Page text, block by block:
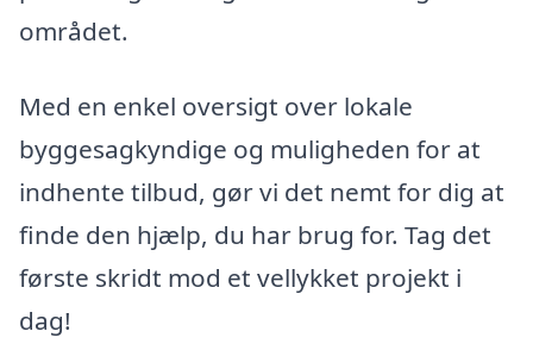
området.
Med en enkel oversigt over lokale
byggesagkyndige og muligheden for at
indhente tilbud, gør vi det nemt for dig at
finde den hjælp, du har brug for. Tag det
første skridt mod et vellykket projekt i
dag!